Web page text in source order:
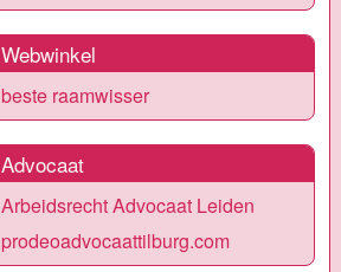
Webwinkel
beste raamwisser
Advocaat
Arbeidsrecht Advocaat Leiden
prodeoadvocaattilburg.com